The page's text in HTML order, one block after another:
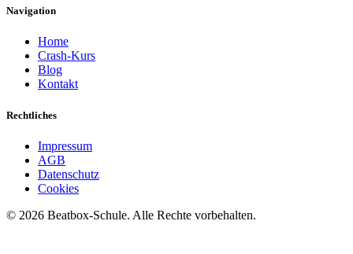
Navigation
Home
Crash-Kurs
Blog
Kontakt
Rechtliches
Impressum
AGB
Datenschutz
Cookies
© 2026 Beatbox-Schule. Alle Rechte vorbehalten.